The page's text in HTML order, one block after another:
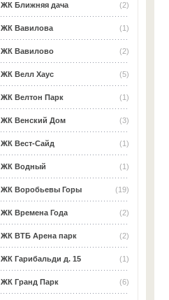
(2)
ЖК Ближняя дача
(1)
ЖК Вавилова
(2)
ЖК Вавилово
(5)
ЖК Велл Хаус
(1)
ЖК Велтон Парк
(3)
ЖК Венский Дом
(1)
ЖК Вест-Сайд
(1)
ЖК Водный
(19)
ЖК Воробьевы Горы
(2)
ЖК Времена Года
(2)
ЖК ВТБ Арена парк
(1)
ЖК Гарибальди д. 15
(6)
ЖК Гранд Парк